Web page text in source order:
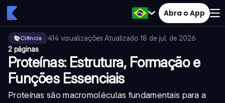
Abra o App
Ciência 414 visualizações·Atualizado 18 de jul. de 2026·
2 páginas
Proteínas: Estrutura, Formação e
Funções Essenciais
Proteínas são macromoléculas fundamentais para a